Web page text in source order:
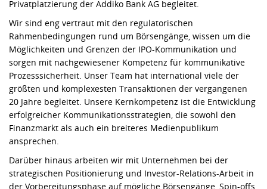
Privatplatzierung der Addiko Bank AG begleitet.
Wir sind eng vertraut mit den regulatorischen
Rahmenbedingungen rund um Börsengänge, wissen um die
Möglichkeiten und Grenzen der IPO-Kommunikation und
sorgen mit nachgewiesener Kompetenz für kommunikative
Prozesssicherheit. Unser Team hat international viele der
größten und komplexesten Transaktionen der vergangenen
20 Jahre begleitet. Unsere Kernkompetenz ist die Entwicklung
erfolgreicher Kommunikationsstrategien, die sowohl den
Finanzmarkt als auch ein breiteres Medienpublikum
ansprechen.
Darüber hinaus arbeiten wir mit Unternehmen bei der
strategischen Positionierung und Investor-Relations-Arbeit in
der Vorbereitungsphase auf mögliche Börsengänge, Spin-offs